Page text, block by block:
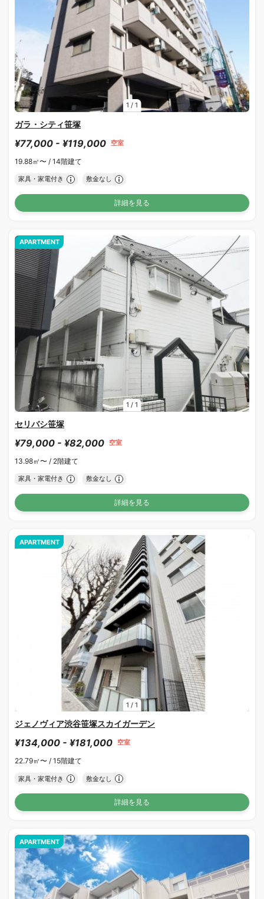
1 / 1
ガラ・シティ笹塚
¥77,000 - ¥119,000 空室
19.88㎡〜 / 14階建て
家具・家電付き 敷金なし
詳細を見る
1 / 1
APARTMENT
セリバシ笹塚
¥79,000 - ¥82,000 空室
13.98㎡〜 / 2階建て
家具・家電付き 敷金なし
詳細を見る
1 / 1
APARTMENT
ジェノヴィア渋谷笹塚スカイガーデン
¥134,000 - ¥181,000 空室
22.79㎡〜 / 15階建て
家具・家電付き 敷金なし
詳細を見る
APARTMENT